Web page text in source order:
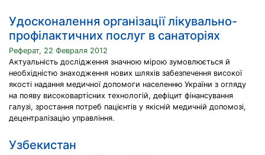
Удосконалення організації лікувально-
профілактичних послуг в санаторіях
Реферат, 22 Февраля 2012
Актуальність дослідження значною мірою зумовлюється й
необхідністю знаходження нових шляхів забезпечення високої
якості надання медичної допомоги населенню України з огляду
на появу високовартісних технологій, дефіцит фінансування
галузі, зростання потреб пацієнтів у якісній медичній допомозі,
децентралізацію управління.
Узбекистан